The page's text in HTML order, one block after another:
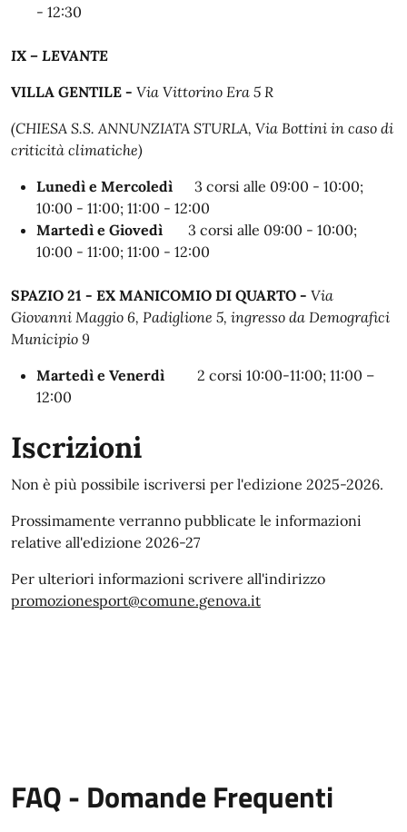
- 12:30
IX – LEVANTE
VILLA GENTILE - Via Vittorino Era 5 R
(CHIESA S.S. ANNUNZIATA STURLA, Via Bottini in caso di
criticità climatiche)
Lunedì e Mercoledì 3 corsi alle 09:00 - 10:00;
10:00 - 11:00; 11:00 - 12:00
Martedì e Giovedì 3 corsi alle 09:00 - 10:00;
10:00 - 11:00; 11:00 - 12:00
SPAZIO 21 - EX MANICOMIO DI QUARTO - Via
Giovanni Maggio 6, Padiglione 5, ingresso da Demografici
Municipio 9
Martedì e Venerdì 2 corsi 10:00-11:00; 11:00 –
12:00
Iscrizioni
Non è più possibile iscriversi per l'edizione 2025-2026.
Prossimamente verranno pubblicate le informazioni
relative all'edizione 2026-27
Per ulteriori informazioni scrivere all'indirizzo
promozionesport@comune.genova.it
FAQ - Domande Frequenti